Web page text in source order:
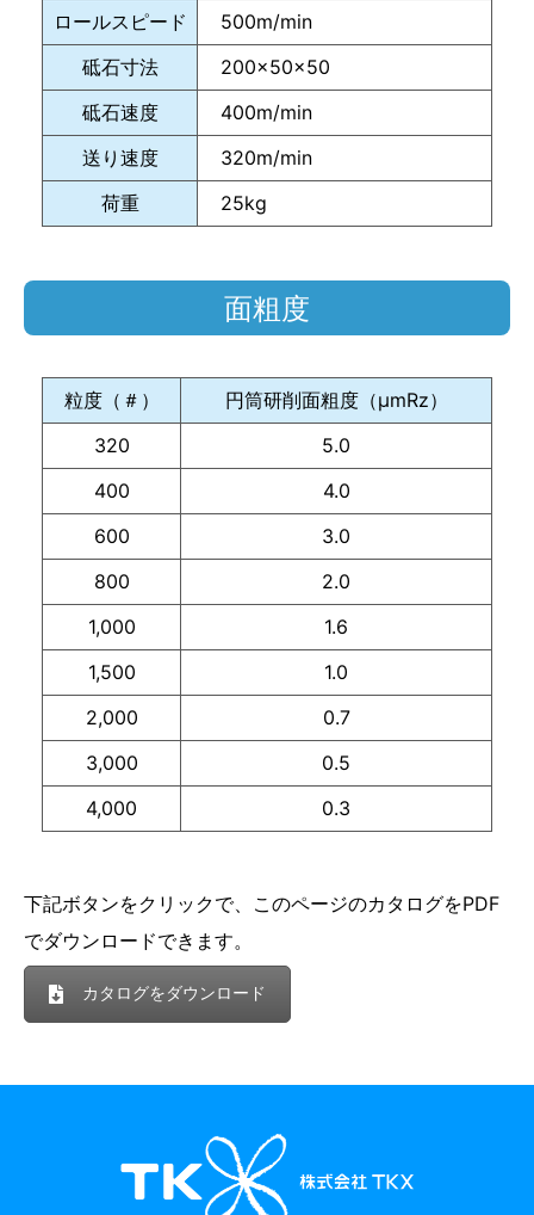
ロールスピード 500m/min
砥石寸法 200×50×50
砥石速度 400m/min
送り速度 320m/min
荷重 25kg
面粗度
粒度（＃） 円筒研削面粗度（μmRz）
320 5.0
400 4.0
600 3.0
800 2.0
1,000 1.6
1,500 1.0
2,000 0.7
3,000 0.5
4,000 0.3
下記ボタンをクリックで、このページのカタログをPDF
でダウンロードできます。
カタログをダウンロード